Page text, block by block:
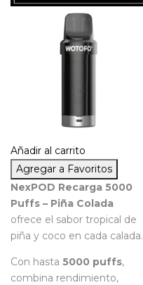
Añadir al carrito
Agregar a Favoritos
NexPOD Recarga 5000
Puffs – Piña Colada
ofrece el sabor tropical de
piña y coco en cada calada.
Con hasta 5000 puffs,
combina rendimiento,